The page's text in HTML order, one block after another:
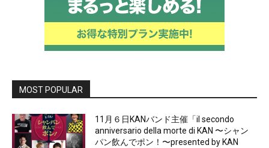
MOST POPULAR
11月６日KANバンド主催「il secondo
anniversario della morte di KAN 〜シャン
パン飲んでポン！〜presented by KAN